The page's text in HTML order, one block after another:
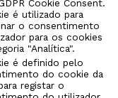
Cookie Consent.
é utilizado para
o consentimento
para os cookies
"Analítica".
é definido pelo
do cookie da
registar o